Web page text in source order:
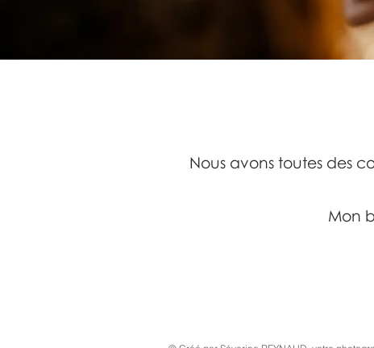
Nous avons toutes des
Mon